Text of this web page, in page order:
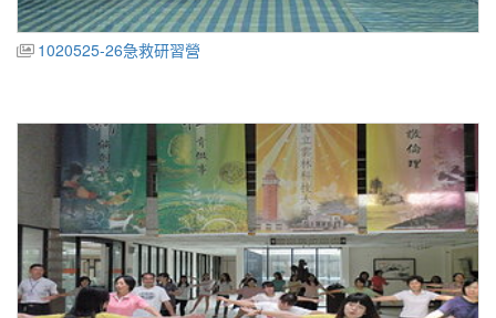
1020525-26急救研習營